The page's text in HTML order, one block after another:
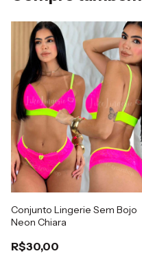
Conjunto Lingerie Sem Bojo
Neon Chiara
R$30,00